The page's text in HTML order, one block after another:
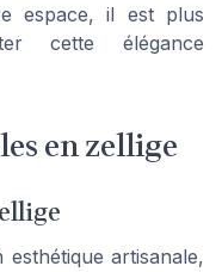
espace, il est plus
cette élégance
en zellige
artisanale,